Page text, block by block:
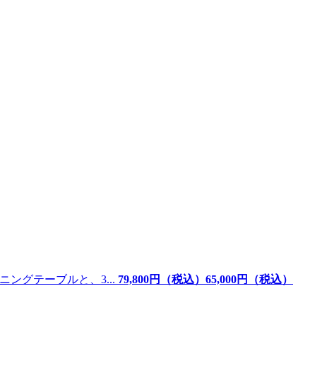
ングテーブルと、3... 79,800円（税込） 65,000円（税込）